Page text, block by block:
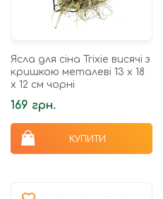
Ясла для сіна Trixie висячі з
кришкою металеві 13 х 18
х 12 см чорні
169 грн.
КУПИТИ